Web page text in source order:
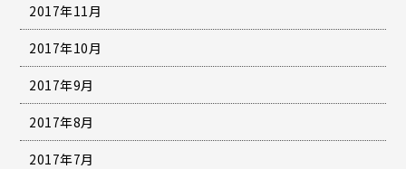
2017年11月
2017年10月
2017年9月
2017年8月
2017年7月